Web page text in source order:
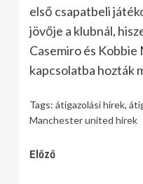
első csapatbeli
jövője a klubnál,
Casemiro és Kobbie
kapcsolatba hozták
Tags: átigazolási hírek,
Manchester united hírek
Continue
Előző